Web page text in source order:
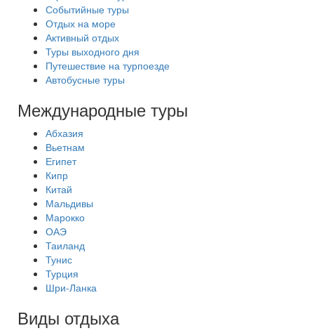
Событийные туры
Отдых на море
Активный отдых
Туры выходного дня
Путешествие на турпоезде
Автобусные туры
Международные туры
Абхазия
Вьетнам
Египет
Кипр
Китай
Мальдивы
Марокко
ОАЭ
Таиланд
Тунис
Турция
Шри-Ланка
Виды отдыха